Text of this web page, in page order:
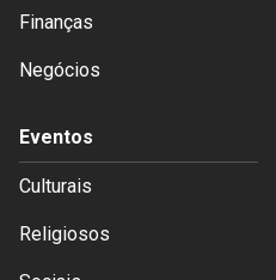
Finanças
Negócios
Eventos
Culturais
Religiosos